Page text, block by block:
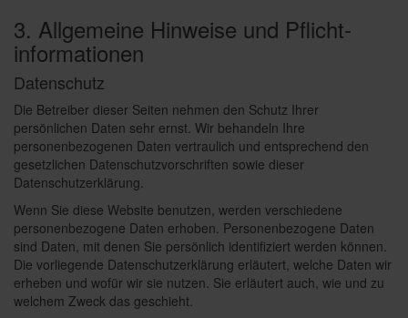
3. Allgemeine Hinweise und Pflicht­
informationen
Datenschutz
Die Betreiber dieser Seiten nehmen den Schutz Ihrer
persönlichen Daten sehr ernst. Wir behandeln Ihre
personenbezogenen Daten vertraulich und entsprechend den
gesetzlichen Datenschutzvorschriften sowie dieser
Datenschutzerklärung.
Wenn Sie diese Website benutzen, werden verschiedene
personenbezogene Daten erhoben. Personenbezogene Daten
sind Daten, mit denen Sie persönlich identifiziert werden können.
Die vorliegende Datenschutzerklärung erläutert, welche Daten wir
erheben und wofür wir sie nutzen. Sie erläutert auch, wie und zu
welchem Zweck das geschieht.